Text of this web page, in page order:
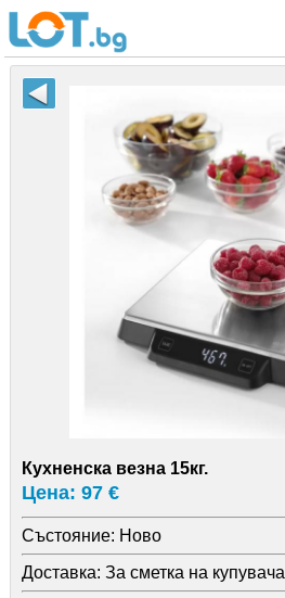
Кухненска везна 15кг.
Цена: 97 €
Състояние: Ново
Доставка: За сметка на купувача